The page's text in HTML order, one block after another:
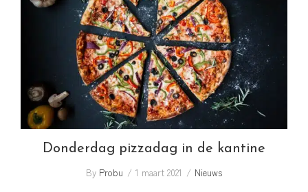
Donderdag pizzadag in de kantine
Donderdag pizzadag in de kantine
By Probu 1 maart 2021 Nieuws